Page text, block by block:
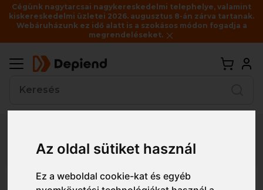
Az oldal sütiket használ
Ez a weboldal cookie-kat és egyéb
Cégünk nagytarcsai nagykereskedelmi telephelye, valamint
kiskereskedelmi üzletei 2026. augusztus 8-án zárva tartanak.
Webáruházunk ez idő alatt is a szokásos módon fogadja a
megrendeléseket.
Vissza
Részletes nézet Egyszerű nézet
DX457 Portwest DX4 Hi-Vis